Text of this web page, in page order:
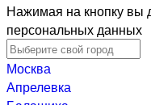
Нажимая на кнопку вы
персональных данных
Москва
Апрелевка